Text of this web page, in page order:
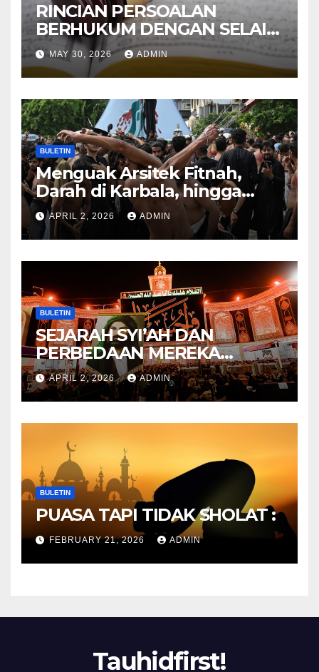
RINCIAN PERSOALAN
BERHUKUM DENGAN SELAIN
HUKUM ALLAH DALAM
KITAB AT-TAMHID SYARAH
KITAB AT-TAUHID
MAY 30, 2026 ADMIN
BULETIN
Menguak Arsitek Fitnah,
Darah di Karbala, hingga
Lahirnya Sekte-sekte serta
Mitos Imam Gaib
APRIL 2, 2026 ADMIN
BULETIN
SEJARAH SYI’AH DAN
PERBEDAAN MEREKA
ANTARA DULU DAN
SEKARANG
APRIL 2, 2026 ADMIN
BULETIN
PUASA TAPI TIDAK SHOLAT :
FEBRUARY 21, 2026 ADMIN
Tauhidfirst!